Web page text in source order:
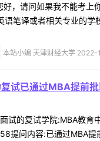
，请问如果我不能考上
语笔译或者相关专业的学
本站小编 天津财经大学
试已通过MBA提前
试的复试学院:MBA教
提问内容:已通过MBA提